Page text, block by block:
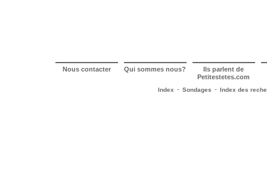
Nous contacter Qui sommes nous? Ils parlent de
Petitestetes.com
Index - Sondages - Index des